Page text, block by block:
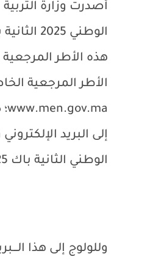
أصدرت وزارة
الوطني 2025 الثانية باك لجميع الشعب الأدبية والعلمية والتقنية،
الأطر المرجعية
www.men.gov.ma
إلى البريد الإلكتروني
الوطني الثانية باك 2025.
وللولوج إلى هذا